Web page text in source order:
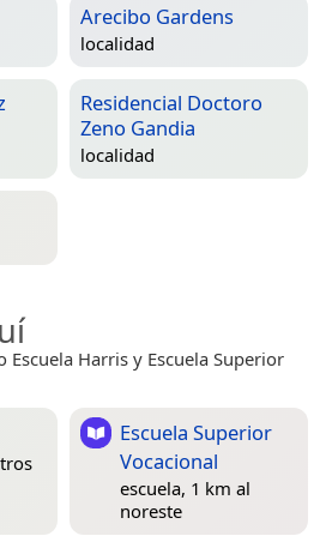
Arecibo Gardens
localidad
Residencial Doctoro
Zeno Gandia
localidad
Escuela Harris y Escuela Superior
Escuela Superior
Vocacional
escuela, 1 km al
noreste